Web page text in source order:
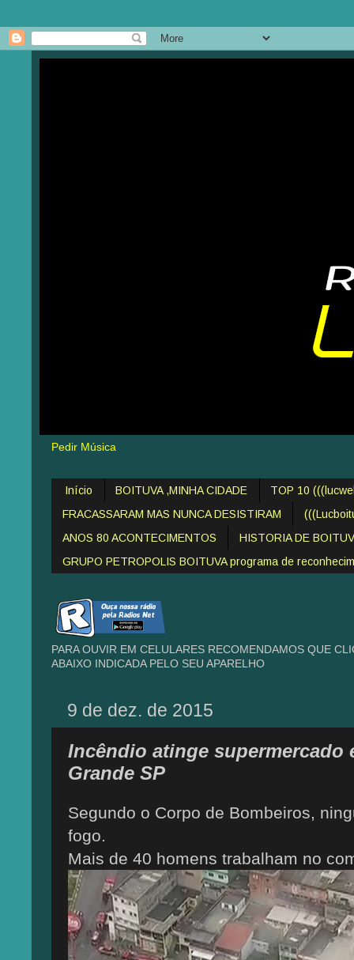
Pedir Música
Início BOITUVA ,MINHA CIDADE
TOP 10
FRACASSARAM MAS NUNCA DESISTIRAM
ANOS 80 ACONTECIMENTOS
HISTORIA DE
GRUPO PETROPOLIS BOITUVA programa de
PARA OUVIR EM CELULARES RECOMENDAMOS QUE
ABAIXO INDICADA PELO SEU APARELHO
9 de dez. de 2015
Incêndio atinge supermercado
Grande SP
Segundo o Corpo de Bombeiros,
fogo.
Mais de 40 homens trabalham no